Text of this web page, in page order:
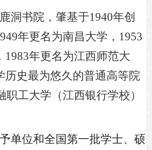
洞书院，肇基于1940年创
年更名为南昌大学，1953
年更名为江西师范大
历史最为悠久的普通高等院
工大学（江西银行学校）
单位和全国第一批学士、硕